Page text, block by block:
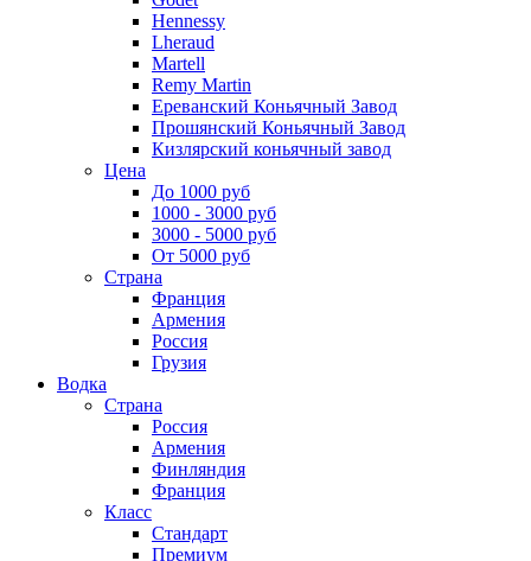
Hennessy
Lheraud
Martell
Remy Martin
Ереванский Коньячный Завод
Прошянский Коньячный Завод
Кизлярский коньячный завод
Цена
До 1000 руб
1000 - 3000 руб
3000 - 5000 руб
От 5000 руб
Страна
Франция
Армения
Россия
Грузия
Водка
Страна
Россия
Армения
Финляндия
Франция
Класс
Стандарт
Премиум